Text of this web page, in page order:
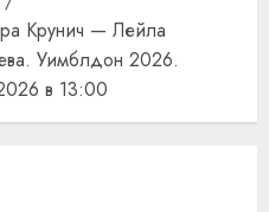
Крунич — Лейла
Уимблдон 2026.
в 13:00